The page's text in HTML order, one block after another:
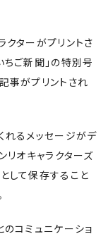
クターがプリントさ
ご新聞」の特別号
事がプリントされ
れるメッセージがデ
リオキャラクターズ
して保存すること
のコミュニケーショ